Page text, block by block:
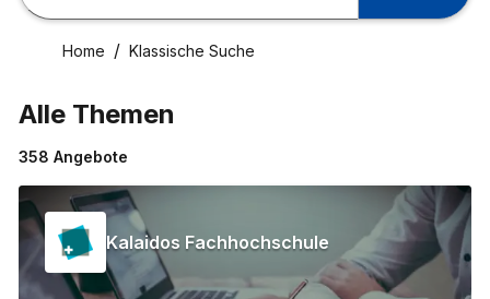
Home Klassische Suche
Alle Themen
358 Angebote
Kalaidos Fachhochschule